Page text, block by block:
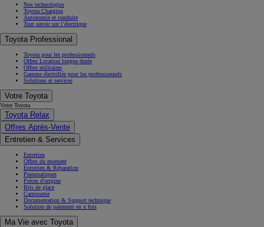
Nos technologies
Toyota Charging
Autonomie et conduite
Tout savoir sur l’électrique
Toyota Professional
Toyota pour les professionnels
Offres Location longue durée
Offres utilitaires
Gamme électrifiée pour les professionnels
Solutions et services
Votre Toyota
Votre Toyota
Toyota Relax
Offres Après-Vente
Entretien & Services
Entretien
Offres du moment
Entretien & Réparation
Pneumatiques
Pièces d'origine
Bris de glace
Carrosserie
Documentation & Support technique
Solution de paiement en x fois
Ma Vie avec Toyota